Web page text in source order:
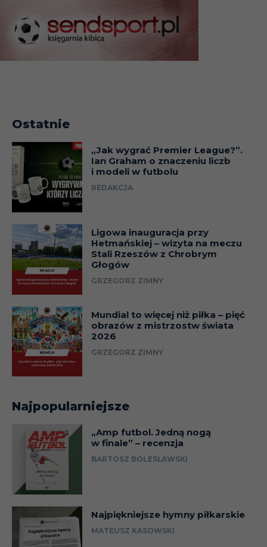
Ostatnie
„Jak wygrać Premier League?”.
Ian Graham o znaczeniu liczb
i modeli w futbolu
REDAKCJA
Ligowa inauguracja przy
Hetmańskiej – wizyta na meczu
Stali Rzeszów z Chrobrym
Głogów
GRZEGORZ ZIMNY
Mundial to więcej niż piłka – pięć
obrazów z mistrzostw świata
2026
GRZEGORZ ZIMNY
Najpopularniejsze
„Amp futbol. Jedną nogą
w finale” – recenzja
BARTOSZ BOLESŁAWSKI
Najpiękniejsze hymny piłkarskie
MATEUSZ KASOWSKI